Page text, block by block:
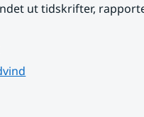
ut tidskrifter,